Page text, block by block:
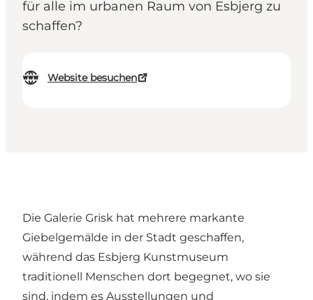
für alle im urbanen Raum von Esbjerg zu
schaffen?
Website besuchen
Die Galerie Grisk hat mehrere markante
Giebelgemälde in der Stadt geschaffen,
während das Esbjerg Kunstmuseum
traditionell Menschen dort begegnet, wo sie
sind, indem es Ausstellungen und